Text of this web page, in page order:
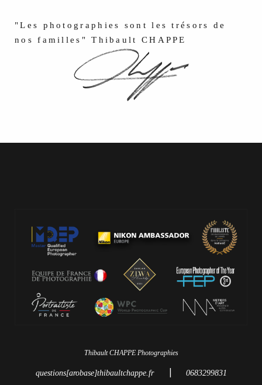
"Les photographies sont les trésors de
nos familles" Thibault CHAPPE
Thibault CHAPPE Photographies
questions[arobase]thibaultchappe.fr 0683299831